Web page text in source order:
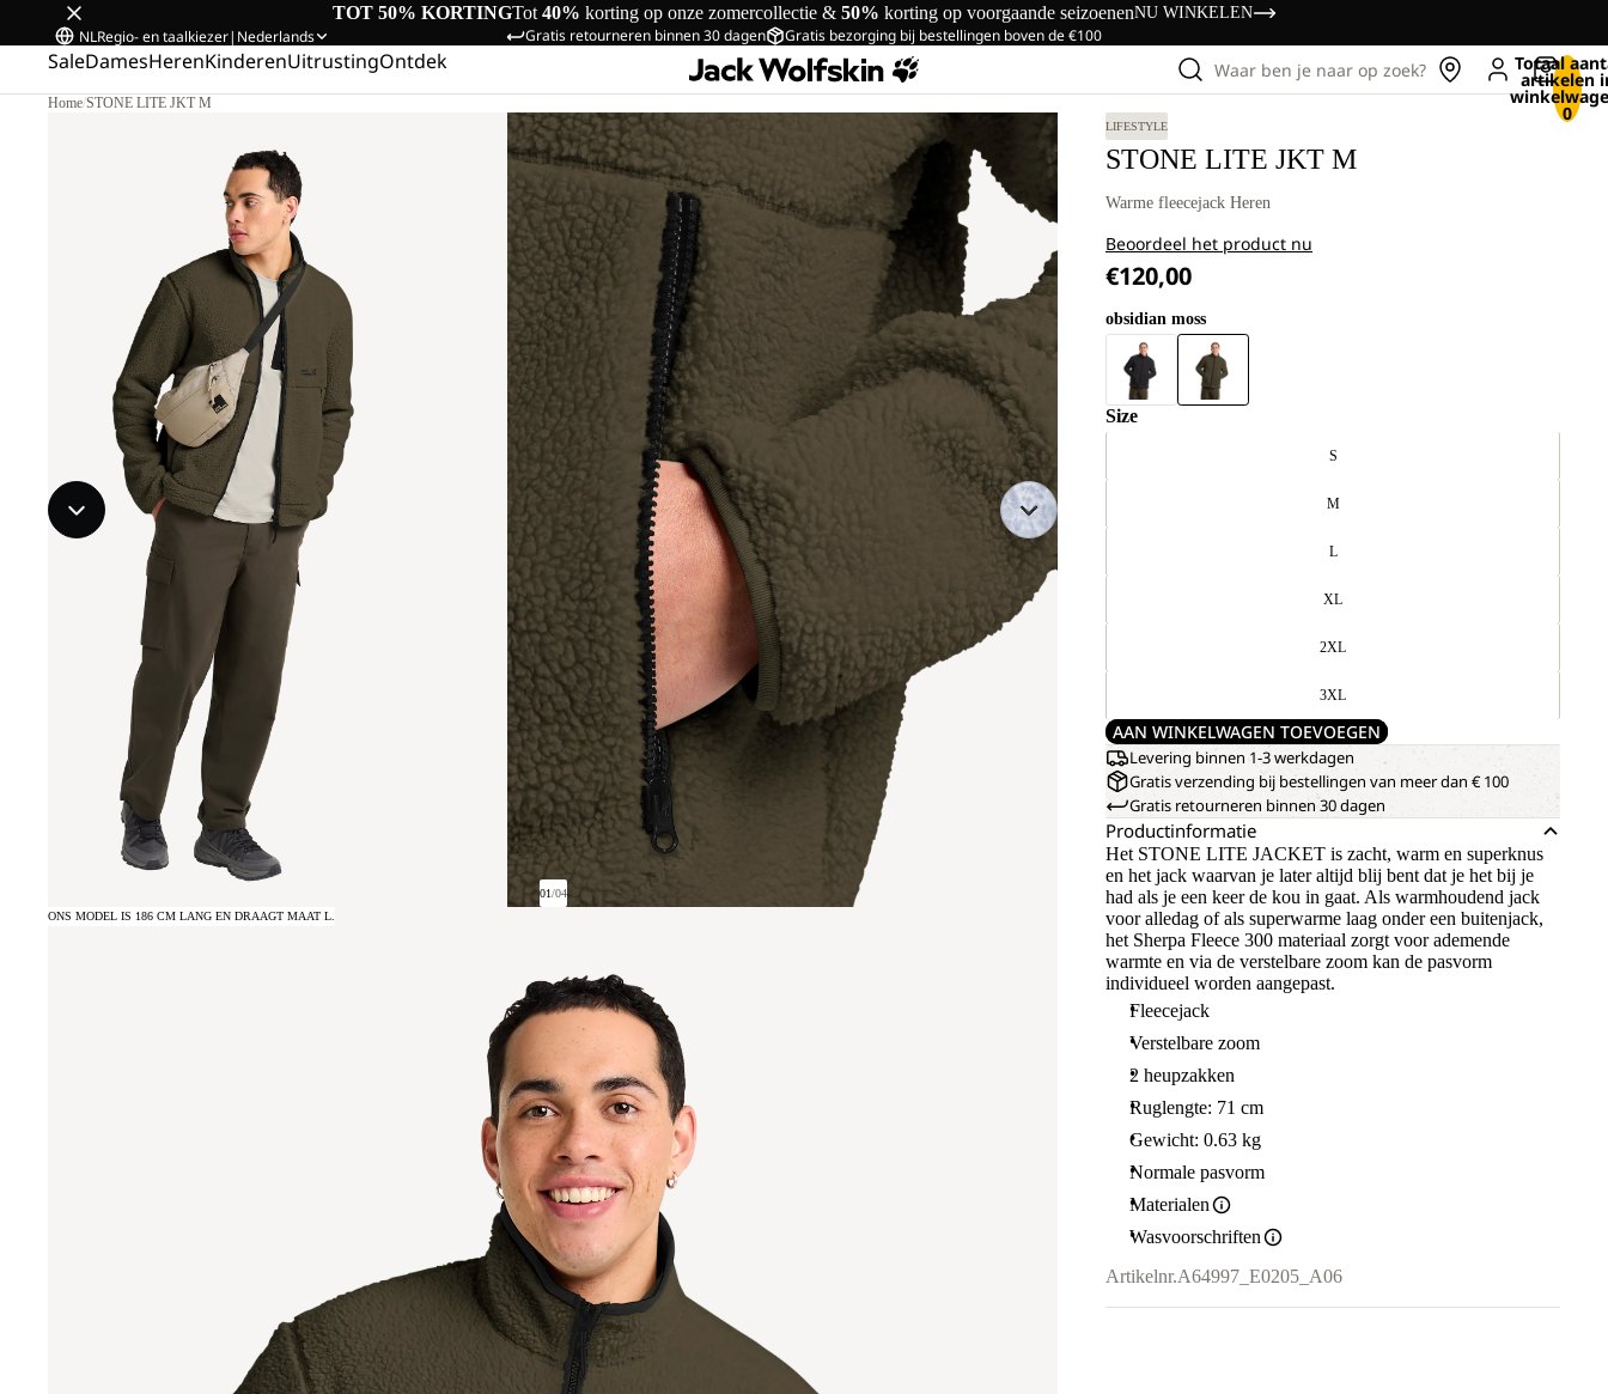
TOT 50% KORTINGTot 40% korting op onze zomercollectie & 50% korting op voorgaande seizoenenNU WINKELEN
Gratis retourneren binnen 30 dagen Gratis bezorging bij bestellingen boven de €100
NLRegio- en taalkiezer| Nederlands
SaleDamesHerenKinderenUitrustingOntdek Waar ben je naar op zoek? Totaal
artikelen
0
Home/STONE LITE JKT M
01/04
ONS MODEL IS 186 CM LANG EN DRAAGT MAAT L.
LIFESTYLE
STONE LITE JKT M
Warme fleecejack Heren
Beoordeel het product nu
€120,00
obsidian moss
Size
S
M
L
XL
2XL
3XL
AAN WINKELWAGEN TOEVOEGEN
Levering binnen 1-3 werkdagen
Gratis verzending bij bestellingen van meer dan € 100
Gratis retourneren binnen 30 dagen
Productinformatie
Het STONE LITE JACKET is zacht, warm en superknus
en het jack waarvan je later altijd blij bent dat je het bij je
had als je een keer de kou in gaat. Als warmhoudend jack
voor alledag of als superwarme laag onder een buitenjack,
het Sherpa Fleece 300 materiaal zorgt voor ademende
warmte en via de verstelbare zoom kan de pasvorm
individueel worden aangepast.
Fleecejack
Verstelbare zoom
2 heupzakken
Ruglengte: 71 cm
Gewicht: 0.63 kg
Normale pasvorm
Materialen
Wasvoorschriften
Artikelnr.A64997_E0205_A06